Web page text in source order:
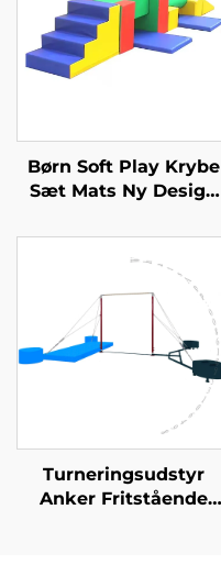
Børn Soft Play Krybe
Sæt Mats Ny Design
Turneringsudstyr
Anker Fritstående